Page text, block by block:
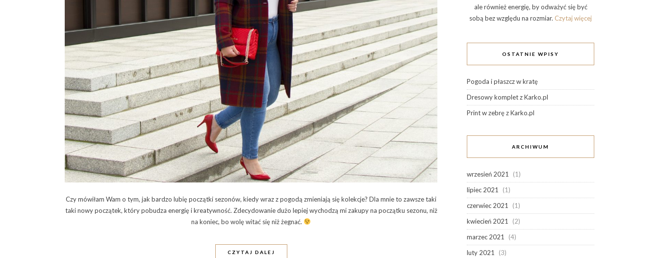
Czy mówiłam Wam o tym, jak bardzo lubię początki sezonów, kiedy wraz z pogodą zmieniają się kolekcje? Dla mnie to zawsze taki
taki nowy początek, który pobudza energię i kreatywność. Zdecydowanie dużo lepiej wychodzą mi zakupy na początku sezonu, niż
na koniec, bo wolę witać się niż żegnać.
CZYTAJ DALEJ
ale również energię, by odważyć się być
sobą bez względu na rozmiar. Czytaj więcej
OSTATNIE WPISY
Pogoda i płaszcz w kratę
Dresowy komplet z Karko.pl
Print w zebrę z Karko.pl
ARCHIWUM
wrzesień 2021
(1)
lipiec 2021
(1)
czerwiec 2021
(1)
kwiecień 2021
(2)
marzec 2021
(4)
luty 2021
(3)